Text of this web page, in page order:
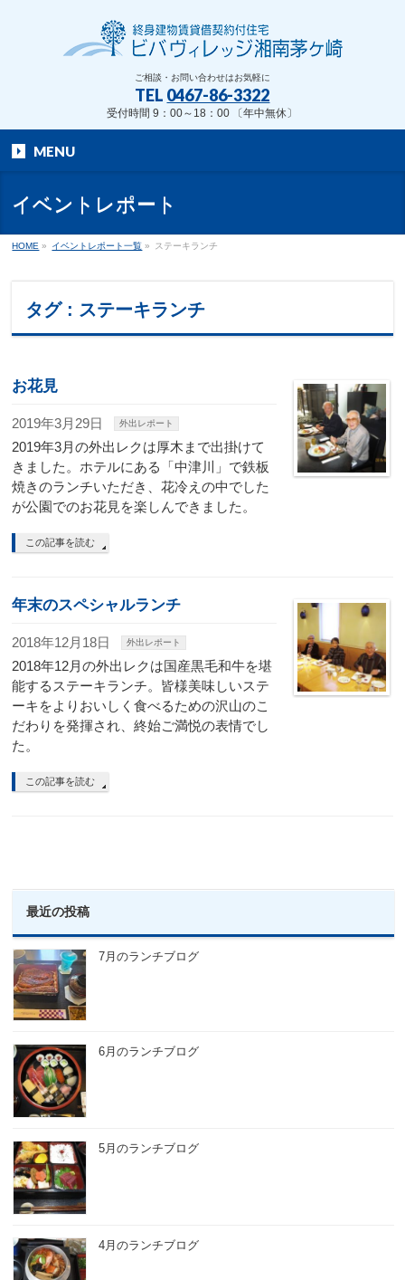
ご相談・お問い合わせはお気軽に
TEL 0467-86-3322
受付時間 9：00～18：00 〔年中無休〕
MENU
イベントレポート
HOME » イベントレポート一覧 » ステーキランチ
タグ : ステーキランチ
お花見
2019年3月29日 外出レポート
2019年3月の外出レクは厚木まで出掛けて
きました。ホテルにある「中津川」で鉄板
焼きのランチいただき、花冷えの中でした
が公園でのお花見を楽しんできました。
この記事を読む
年末のスペシャルランチ
2018年12月18日 外出レポート
2018年12月の外出レクは国産黒毛和牛を堪
能するステーキランチ。皆様美味しいステ
ーキをよりおいしく食べるための沢山のこ
だわりを発揮され、終始ご満悦の表情でし
た。
この記事を読む
最近の投稿
7月のランチブログ
6月のランチブログ
5月のランチブログ
4月のランチブログ